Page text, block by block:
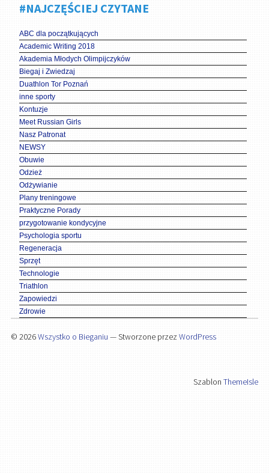
#NAJCZĘŚCIEJ CZYTANE
ABC dla początkujących
Academic Writing 2018
Akademia Młodych Olimpijczyków
Biegaj i Zwiedzaj
Duathlon Tor Poznań
inne sporty
Kontuzje
Meet Russian Girls
Nasz Patronat
NEWSY
Obuwie
Odzież
Odżywianie
Plany treningowe
Praktyczne Porady
przygotowanie kondycyjne
Psychologia sportu
Regeneracja
Sprzęt
Technologie
Triathlon
Zapowiedzi
Zdrowie
© 2026Wszystko o Bieganiu — Stworzone przezWordPress
SzablonThemeIsle